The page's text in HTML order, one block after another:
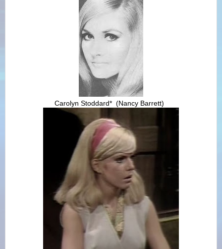
Carolyn Stoddard* (Nancy Barrett)